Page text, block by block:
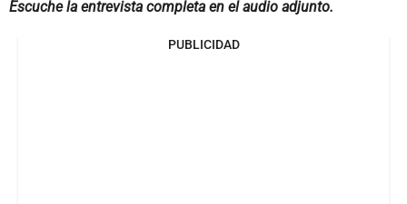
Escuche la entrevista completa en el audio adjunto.
PUBLICIDAD